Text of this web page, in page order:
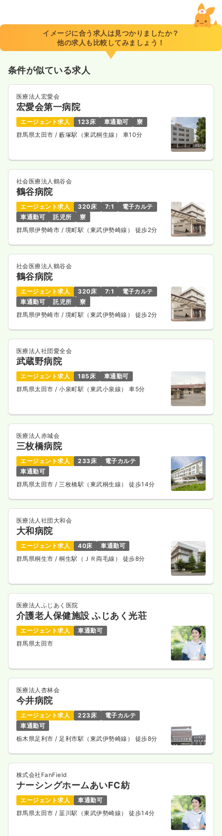
イメージに合う求人は見つかりましたか？
他の求人も比較してみましょう！
条件が似ている求人
医療法人宏愛会
宏愛会第一病院
エージェント求人 123床 車通勤可
寮
群馬県太田市/ 藪塚駅（東武桐生線） 車10分
社会医療法人鶴谷会
鶴谷病院
エージェント求人 320床 7:1
電子カルテ
車通勤可
託児所
寮
群馬県伊勢崎市 / 境町駅（東武伊勢崎線） 徒歩2分
社会医療法人鶴谷会
鶴谷病院
エージェント求人 320床 7:1
電子カルテ
車通勤可
託児所
寮
群馬県伊勢崎市 / 境町駅（東武伊勢崎線） 徒歩2分
医療法人社団愛全会
武蔵野病院
エージェント求人 185床
車通勤可
群馬県太田市/ 小泉町駅（東武小泉線） 車5分
医療法人赤城会
三枚橋病院
エージェント求人 233床
電子カルテ
車通勤可
群馬県太田市 / 三枚橋駅（東武桐生線） 徒歩14分
医療法人社団大和会
大和病院
エージェント求人 40床
車通勤可
群馬県桐生市/ 桐生駅（ＪＲ両毛線） 徒歩8分
医療法人ふじあく医院
介護老人保健施設 ふじあく光荘
エージェント求人
車通勤可
群馬県太田市
医療法人杏林会
今井病院
エージェント求人 223床
電子カルテ
車通勤可
栃木県足利市 / 足利市駅（東武伊勢崎線） 徒歩8分
株式会社FanField
ナーシングホームあいFC紡
エージェント求人
車通勤可
群馬県太田市/ 韮川駅（東武伊勢崎線） 徒歩14分